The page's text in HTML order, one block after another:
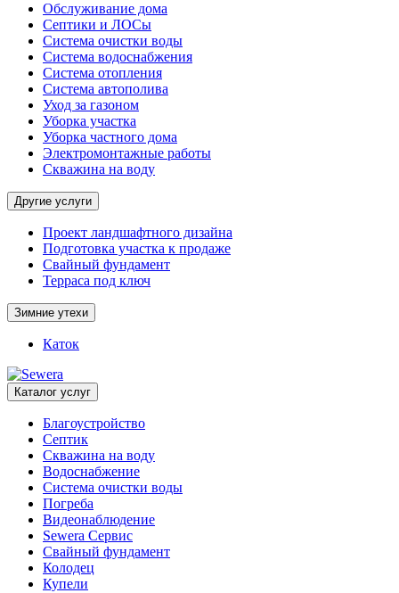
Обслуживание дома
Септики и ЛОСы
Система очистки воды
Система водоснабжения
Система отопления
Система автополива
Уход за газоном
Уборка участка
Уборка частного дома
Электромонтажные работы
Скважина на воду
Другие услуги
Проект ландшафтного дизайна
Подготовка участка к продаже
Свайный фундамент
Терраса под ключ
Зимние утехи
Каток
Каталог услуг
Благоустройство
Септик
Скважина на воду
Водоснабжение
Система очистки воды
Погреба
Видеонаблюдение
Sewera Сервис
Свайный фундамент
Колодец
Купели